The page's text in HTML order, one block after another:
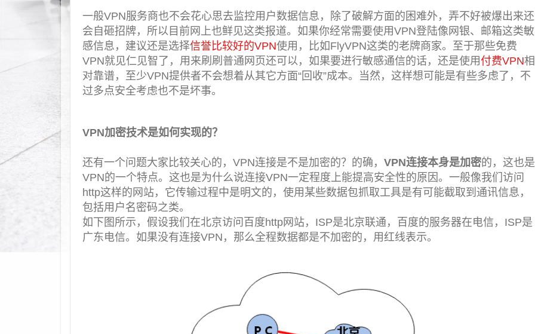
一般VPN服务商也不会花心思去监控用户数据信息，除了破解方面的困难外，弄不好被爆出来还
会自砸招牌，所以目前网上也鲜见这类报道。如果你经常需要使用VPN登陆像网银、邮箱这类敏
感信息，建议还是选择信誉比较好的VPN使用，比如FlyVPN这类的老牌商家。至于那些免费
VPN就见仁见智了，用来刷刷普通网页还可以，如果要进行敏感通信的话，还是使用付费VPN相
对靠谱，至少VPN提供者不会想着从其它方面“回收”成本。当然，这样想可能是有些多虑了，不
过多点安全考虑也不是坏事。
VPN加密技术是如何实现的？
还有一个问题大家比较关心的，VPN连接是不是加密的？的确， VPN连接本身是加密的，这也是
VPN的一个特点。这也是为什么说连接VPN一定程度上能提高安全性的原因。一般像我们访问
http这样的网站，它传输过程中是明文的，使用某些数据包抓取工具是有可能截取到通讯信息，
包括用户名密码之类。
如下图所示，假设我们在北京访问百度http网站，ISP是北京联通，百度的服务器在电信，ISP是
广东电信。如果没有连接VPN，那么全程数据都是不加密的，用红线表示。